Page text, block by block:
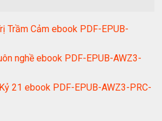
Trầm Cảm ebook PDF-EPUB-
nghề ebook PDF-EPUB-AWZ3-
21 ebook PDF-EPUB-AWZ3-PRC-